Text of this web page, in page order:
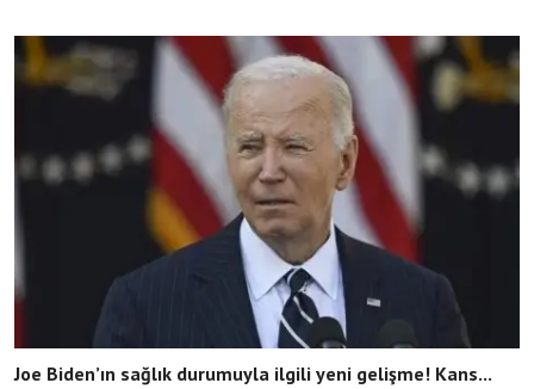
Joe Biden’ın sağlık durumuyla ilgili yeni gelişme! Kans...